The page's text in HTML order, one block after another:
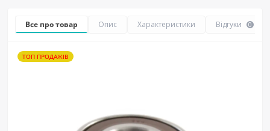
Все про товар Опис Характеристики Відгуки 0
ТОП ПРОДАЖІВ